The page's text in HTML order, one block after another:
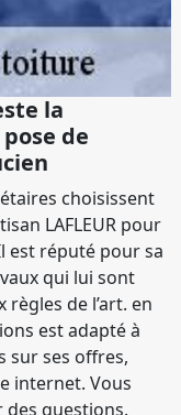
la
de
choisissent
LAFLEUR pour
est réputé pour sa
qui lui sont
de l’art. en
est adapté à
sur ses offres,
internet. Vous
des questions.